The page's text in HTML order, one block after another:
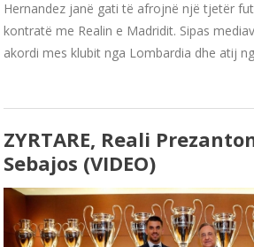
Hernandez janë gati të afrojnë një tjetër
kontratë me Realin e Madridit. Sipas
akordi mes klubit nga Lombardia dhe atij
ZYRTARE, Reali
Sebajos (VIDEO)